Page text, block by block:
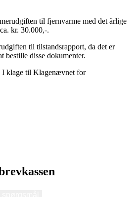
til fjernvarme med det årlige
kr. 30.000,-.
til tilstandsrapport, da det er
disse dokumenter.
klage til Klagenævnet for